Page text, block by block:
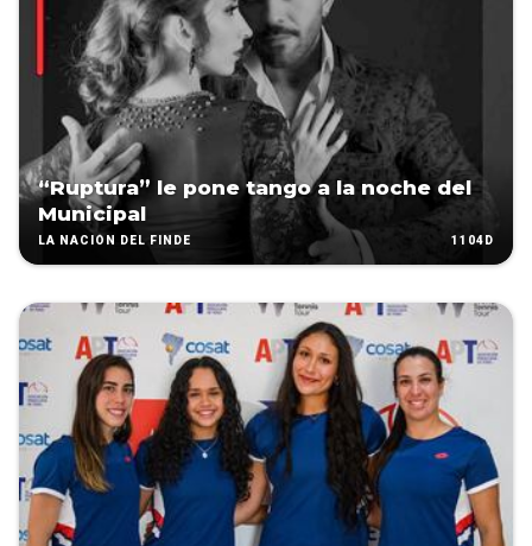
“Ruptura” le pone tango a la noche del
Municipal
LA NACIÓN DEL FINDE 1104D